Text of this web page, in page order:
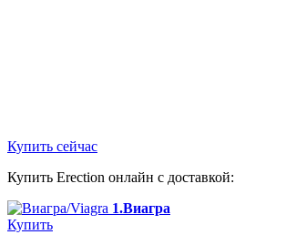
Купить сейчас
Купить Erection онлайн с доставкой:
1.Виагра
Купить